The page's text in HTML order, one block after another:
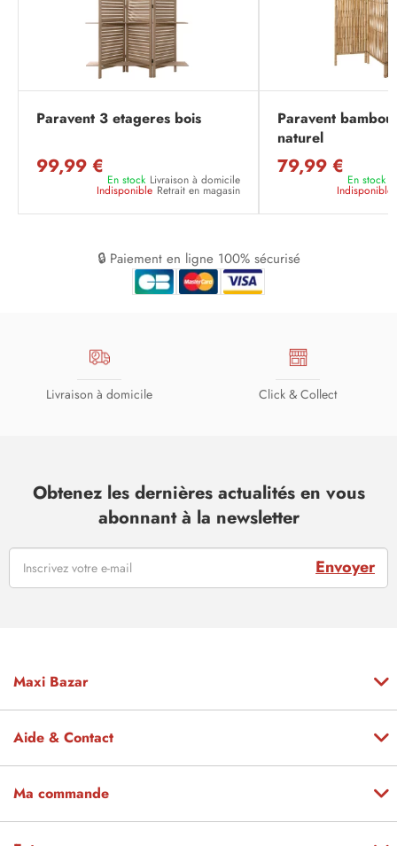
Paravent 3 etageres bois
99,99 €
En stock Livraison à domicile
Indisponible Retrait en magasin
Paravent
naturel
79,99 €
En stock
Indisponible
🔒 Paiement en ligne 100% sécurisé
Livraison à domicile Click & Collect
Obtenez les dernières actualités en vous
abonnant à la newsletter
Envoyer
Maxi Bazar
Aide & Contact
Ma commande